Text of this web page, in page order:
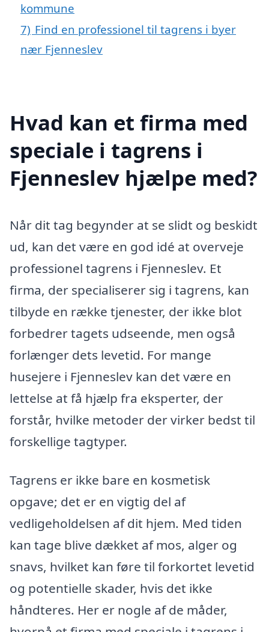
kommune
7) Find en professionel til tagrens i byer
nær Fjenneslev
Hvad kan et firma med
speciale i tagrens i
Fjenneslev hjælpe med?
Når dit tag begynder at se slidt og beskidt
ud, kan det være en god idé at overveje
professionel tagrens i Fjenneslev. Et
firma, der specialiserer sig i tagrens, kan
tilbyde en række tjenester, der ikke blot
forbedrer tagets udseende, men også
forlænger dets levetid. For mange
husejere i Fjenneslev kan det være en
lettelse at få hjælp fra eksperter, der
forstår, hvilke metoder der virker bedst til
forskellige tagtyper.
Tagrens er ikke bare en kosmetisk
opgave; det er en vigtig del af
vedligeholdelsen af dit hjem. Med tiden
kan tage blive dækket af mos, alger og
snavs, hvilket kan føre til forkortet levetid
og potentielle skader, hvis det ikke
håndteres. Her er nogle af de måder,